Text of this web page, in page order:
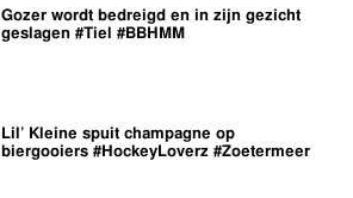
Gozer wordt bedreigd en in zijn gezicht
geslagen #Tiel #BBHMM
Lil’ Kleine spuit champagne op
biergooiers #HockeyLoverz #Zoetermeer